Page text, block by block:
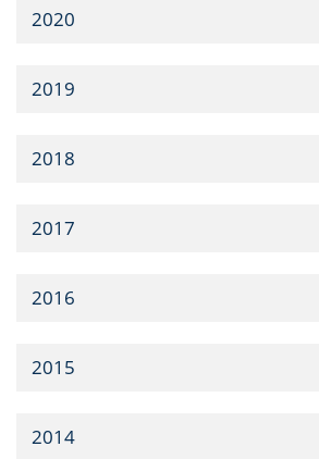
2020
2019
2018
2017
2016
2015
2014